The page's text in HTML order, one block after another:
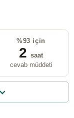
%93 için
2 saat
cevab müddeti